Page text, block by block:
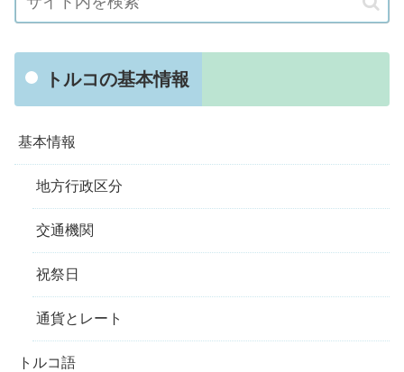
トルコの基本情報
基本情報
地方行政区分
交通機関
祝祭日
通貨とレート
トルコ語